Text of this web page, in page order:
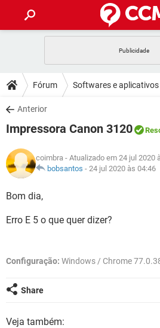
CELULAR
OUTLOOK
INSTAGRAM
GUIA DE COMPRAS
DICAS
JOGOS
INSTAGRAM
GUIA DE COMPRAS
DOWNLOADS
JOGOS
CELULAR
OUTLOOK EXCEL
INSTAGRAM
FÓRUM
JOGOS
CELULAR
OUTLOOK
INSTAGRAM
GLOSSÁRIO
JOGOS
Fórum Softwares e aplicativos
Anterior
Impressora Canon 3120
coimbra - Atualizado em 24 jul 2020
bobsantos - 24 jul 2020 às 04:46
Bom dia,
Erro E 5 o que quer dizer?
Configuração: Windows / Chrome
Share
Veja também: